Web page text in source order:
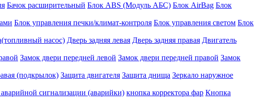
Бачок расширительный Блок ABS (Модуль АБС) Блок AirBag Блок
Блок управления печки/климат-контроля Блок управления светом Блок
насос) Дверь задняя левая Дверь задняя правая Двигатель
Замок двери передней левой Замок двери передней правой Замок
(подкрылок) Защита двигателя Защита днища Зеркало наружное
сигнализации (аварийки) кнопка корректора фар Кнопка